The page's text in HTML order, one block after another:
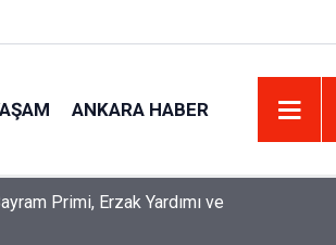
ANKARA HABER
İptaline Neden Olacak